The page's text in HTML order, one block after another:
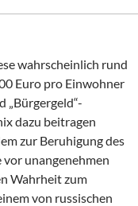
wahrscheinlich rund
Euro pro Einwohner
„Bürgergeld“-
dazu beitragen
zur Beruhigung des
vor unangenehmen
Wahrheit zum
von russischen